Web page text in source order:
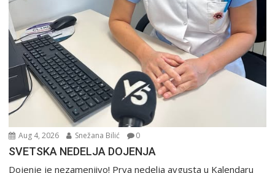
Aug 4, 2026 Snežana Bilić 0
SVETSKA NEDELJA DOJENJA
Dojenje je nezamenjivo! Prva nedelja avgusta u Kalendaru